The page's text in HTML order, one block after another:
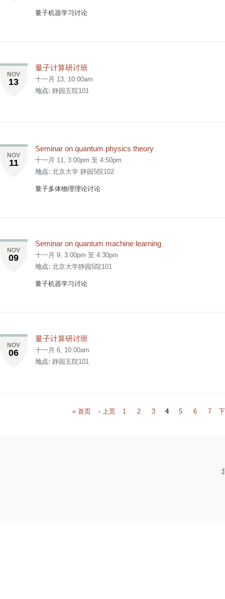
量子机器学习讨论
NOV
13
量子计算研讨班
十一月 13, 10:00am
地点: 静园五院101
NOV
11
Seminar on quantum physics theory
十一月 11, 3:00pm 至 4:50pm
地点: 北京大学 静园5院102
量子多体物理理论讨论
NOV
09
Seminar on quantum machine learning
十一月 9, 3:00pm 至 4:30pm
地点: 北京大学静园5院101
量子机器学习讨论
NOV
06
量子计算研讨班
十一月 6, 10:00am
地点: 静园五院101
« 首页 ‹ 上页 1 2 3 4 5 6 7